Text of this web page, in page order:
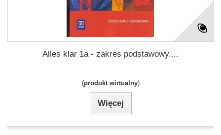
Alles klar 1a - zakres podstawowy....
(produkt wirtualny)
Więcej